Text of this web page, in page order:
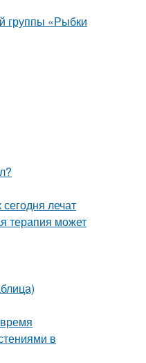
группы «Рыбки
лечат
терапия может
в